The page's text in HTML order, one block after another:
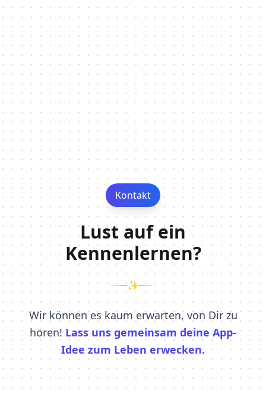
Kontakt
Lust auf ein
Kennenlernen?
✨
Wir können es kaum erwarten, von Dir zu
hören! Lass uns gemeinsam deine App-
Idee zum Leben erwecken.